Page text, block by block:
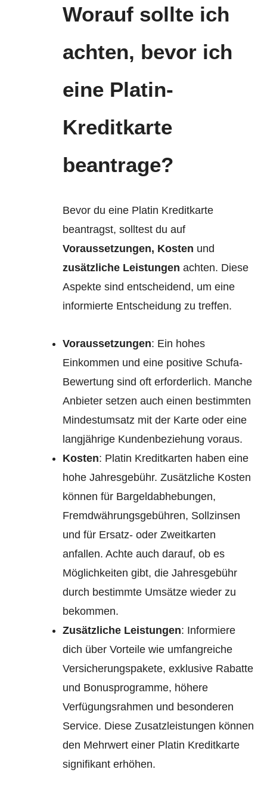
Worauf sollte ich
achten, bevor ich
eine Platin-
Kreditkarte
beantrage?
Bevor du eine Platin Kreditkarte
beantragst, solltest du auf
Voraussetzungen, Kosten und
zusätzliche Leistungen achten. Diese
Aspekte sind entscheidend, um eine
informierte Entscheidung zu treffen.
Voraussetzungen: Ein hohes
Einkommen und eine positive Schufa-
Bewertung sind oft erforderlich. Manche
Anbieter setzen auch einen bestimmten
Mindestumsatz mit der Karte oder eine
langjährige Kundenbeziehung voraus.
Kosten: Platin Kreditkarten haben eine
hohe Jahresgebühr. Zusätzliche Kosten
können für Bargeldabhebungen,
Fremdwährungsgebühren, Sollzinsen
und für Ersatz- oder Zweitkarten
anfallen. Achte auch darauf, ob es
Möglichkeiten gibt, die Jahresgebühr
durch bestimmte Umsätze wieder zu
bekommen.
Zusätzliche Leistungen: Informiere
dich über Vorteile wie umfangreiche
Versicherungspakete, exklusive Rabatte
und Bonusprogramme, höhere
Verfügungsrahmen und besonderen
Service. Diese Zusatzleistungen können
den Mehrwert einer Platin Kreditkarte
signifikant erhöhen.